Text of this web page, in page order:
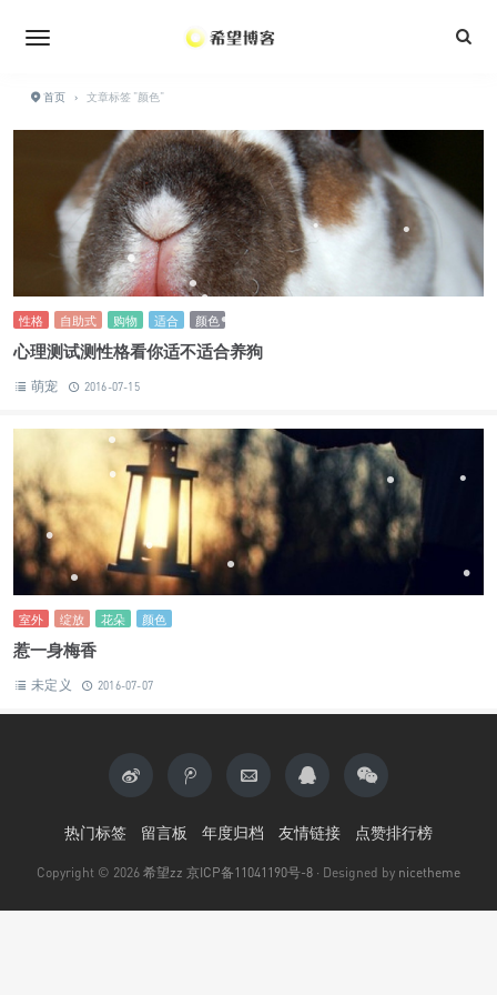
首页 › 文章标签 "颜色"
性格 自助式 购物 适合 颜色
心理测试测性格看你适不适合养狗
萌宠 2016-07-15
室外 绽放 花朵 颜色
惹一身梅香
未定义 2016-07-07
热门标签 留言板 年度归档 友情链接 点赞排行榜
Copyright © 2026 希望zz 京ICP备11041190号-8 · Designed by nicetheme
•
•
•
•
•
•
•
•
•
•
•
•